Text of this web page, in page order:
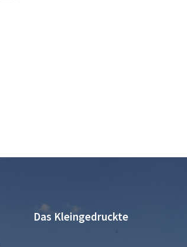
Das Kleingedruckte